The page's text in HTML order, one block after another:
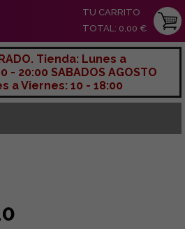
TU CARRITO
TOTAL: 0,00 €
Tienda: Lunes a
- 20:00 SABADOS AGOSTO
a Viernes: 10 - 18:00